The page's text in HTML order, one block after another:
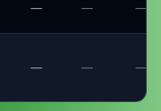
— — —
— — —